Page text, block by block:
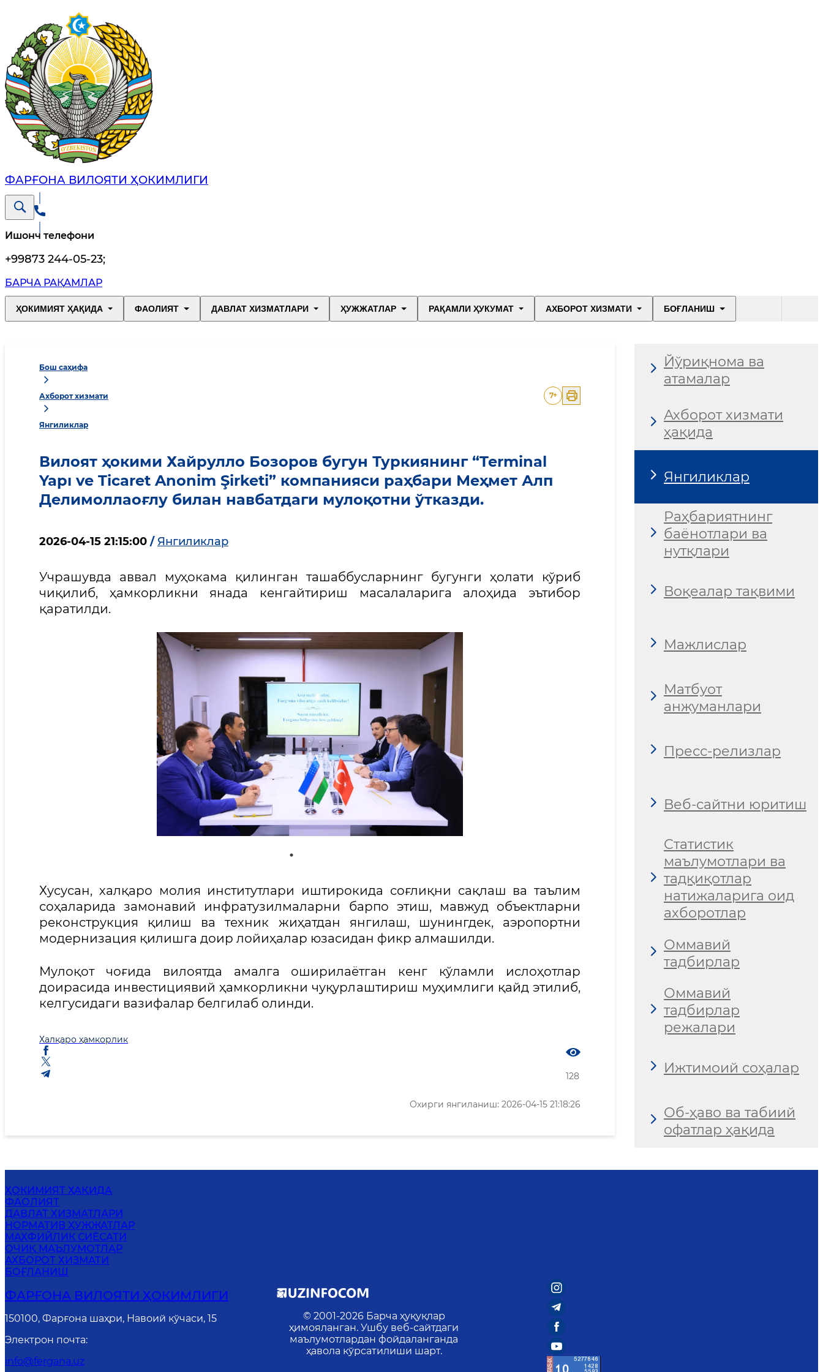
ФАРҒОНА ВИЛОЯТИ ҲОКИМЛИГИ
Ишонч телефони
+99873 244-05-23;
БАРЧА РАҚАМЛАР
ҲОКИМИЯТ ҲАҚИДА ФАОЛИЯТ ДАВЛАТ ХИЗМАТЛАРИ ҲУЖЖАТЛАР РАҚАМЛИ ҲУКУМАТ АХБОРОТ ХИЗМАТИ БОҒЛАНИШ
Бош саҳифа
Ахборот хизмати
Янгиликлар
7+
Вилоят ҳокими Хайрулло Бозоров бугун Туркиянинг “Terminal
Yapı ve Ticaret Anonim Şirketi” компанияси раҳбари Меҳмет Алп
Делимоллаоғлу билан навбатдаги мулоқотни ўтказди.
2026-04-15 21:15:00 / Янгиликлар
Учрашувда аввал муҳокама қилинган ташаббусларнинг бугунги ҳолати кўриб
чиқилиб, ҳамкорликни янада кенгайтириш масалаларига алоҳида эътибор
қаратилди.
Хусусан, халқаро молия институтлари иштирокида соғлиқни сақлаш ва таълим
соҳаларида замонавий инфратузилмаларни барпо этиш, мавжуд объектларни
реконструкция қилиш ва техник жиҳатдан янгилаш, шунингдек, аэропортни
модернизация қилишга доир лойиҳалар юзасидан фикр алмашилди.
Мулоқот чоғида вилоятда амалга оширилаётган кенг кўламли ислоҳотлар
доирасида инвестициявий ҳамкорликни чуқурлаштириш муҳимлиги қайд этилиб,
келгусидаги вазифалар белгилаб олинди.
Халқаро ҳамкорлик
128
Охирги янгиланиш: 2026-04-15 21:18:26
Йўриқнома ва
атамалар
Ахборот хизмати
ҳақида
Янгиликлар
Раҳбариятнинг
баёнотлари ва
нутқлари
Воқеалар тақвими
Мажлислар
Матбуот
анжуманлари
Пресс-релизлар
Веб-сайтни юритиш
Статистик
маълумотлари ва
тадқиқотлар
натижаларига оид
ахборотлар
Оммавий
тадбирлар
Оммавий
тадбирлар
режалари
Ижтимоий соҳалар
Об-ҳаво ва табиий
офатлар ҳақида
ҲОКИМИЯТ ҲАҚИДА
ФАОЛИЯТ
ДАВЛАТ ХИЗМАТЛАРИ
НОРМАТИВ ҲУЖЖАТЛАР
MАХФИЙЛИК СИЁСАТИ
ОЧИҚ МАЪЛУМОТЛАР
АХБОРОТ ХИЗМАТИ
БОҒЛАНИШ
ФАРҒОНА ВИЛОЯТИ ҲОКИМЛИГИ
150100, Фарғона шаҳри, Навоий кўчаси, 15
Электрон почта:
info@fergana.uz
© 2001-2026 Барча ҳуқуқлар
ҳимояланган. Ушбу веб-сайтдаги
маълумотлардан фойдаланганда
ҳавола кўрсатилиши шарт.